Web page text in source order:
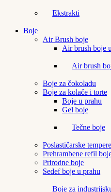
Ekstrakti
Boje
Air Brush boje
Air brush boje
Air brush
Boje za čokoladu
Boje za kolače i torte
Boje u prahu
Gel boje
Tečne boje
Poslastičarske tempere
Prehrambene refil
Prirodne boje
Sedef boje u prahu
Boje za